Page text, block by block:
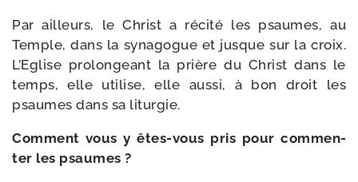
Par ailleurs, le Christ a réci­té les psaumes, au
Temple, dans la syna­gogue et jusque sur la croix.
L’Eglise pro­lon­geant la prière du Christ dans le
temps, elle uti­lise, elle aus­si, à bon droit les
psaumes dans sa liturgie.
Comment vous y êtes-​vous pris pour com­men­
ter les psaumes ?